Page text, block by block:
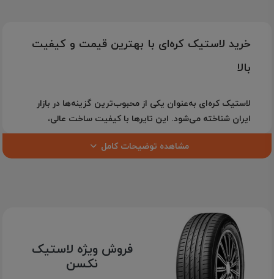
خرید لاستیک کره‌ای با بهترین قیمت و کیفیت
بالا
لاستیک کره‌ای به‌عنوان یکی از محبوب‌ترین گزینه‌ها در بازار
ایران شناخته می‌شود. این تایرها با کیفیت ساخت عالی،
قیمت مناسب و فناوری پیشرفته، ترکیبی ایده‌آل از دوام و
کارایی را ارائه می‌دهند. برندهای مطرح کره‌ای مانند
در فروشگاه اینترنتی
کره‌ای اصلیرا با ضمانت اصالت کالا، ارسال سریع و مشاوره
تخصصی خریداری کنید.
مشاهده توضیحات کامل
فروش ویژه لاستیک
نکسن